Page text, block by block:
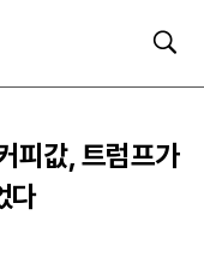
검
피값, 트럼프가
다